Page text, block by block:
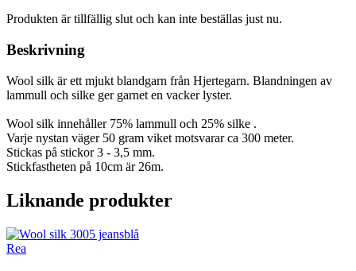
Produkten är tillfällig slut och kan inte beställas just nu.
Beskrivning
Wool silk är ett mjukt blandgarn från Hjertegarn. Blandningen av
lammull och silke ger garnet en vacker lyster.
Wool silk innehåller 75% lammull och 25% silke .
Varje nystan väger 50 gram viket motsvarar ca 300 meter.
Stickas på stickor 3 - 3,5 mm.
Stickfastheten på 10cm är 26m.
Liknande produkter
Rea